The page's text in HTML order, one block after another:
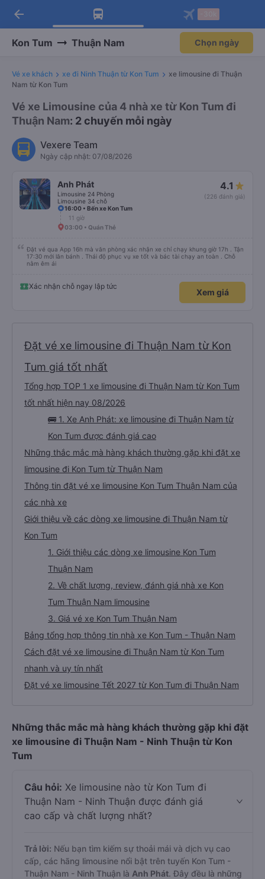
Tải app Vexere ngay!
Nhận ưu đãi thành viên độc
Mở app
Tải app Vexere
-30k/ghế khi đặt vé máy bay qua
Mở app
arrow_back
Kon Tum Thuận Nam Chọn ngày
Vé xe khách xe đi Ninh Thuận từ Kon Tum
xe limousine đi Thuận
Nam từ Kon Tum
Vé xe Limousine của 4 nhà xe từ Kon Tum đi
Thuận Nam: 2 chuyến mỗi ngày
Vexere Team
Ngày cập nhật: 07/08/2026
Anh Phát
Limousine 24 Phòng
Limousine 34 chỗ
4.1
(226 đánh giá)
16:00 • Bến xe Kon Tum
11 giờ
03:00 • Quán Thẻ
Đặt vé qua App 16h mà văn phòng xác nhận xe chỉ chạy khung giờ 17h . Tận
17:30 mới lăn bánh . Thái độ phục vụ xe tốt và bác tài chạy an toàn . Chỗ
nằm êm ái
Xác nhận chỗ ngay lập tức
Xem giá
Đặt vé xe limousine đi Thuận Nam từ Kon
Tum giá tốt nhất
Tổng hợp TOP 1 xe limousine đi Thuận Nam từ Kon Tum
tốt nhất hiện nay 08/2026
🚌 1. Xe Anh Phát: xe limousine đi Thuận Nam từ
Kon Tum được đánh giá cao
Những thắc mắc mà hàng khách thường gặp khi đặt xe
limousine đi Kon Tum từ Thuận Nam
Thông tin đặt vé xe limousine Kon Tum Thuận Nam của
các nhà xe
Giới thiệu về các dòng xe limousine đi Thuận Nam từ
Kon Tum
1. Giới thiệu các dòng xe limousine Kon Tum
Thuận Nam
2. Về chất lượng, review, đánh giá nhà xe Kon
Tum Thuận Nam limousine
3. Giá vé xe Kon Tum Thuận Nam
Bảng tổng hợp thông tin nhà xe Kon Tum - Thuận Nam
Cách đặt vé xe limousine đi Thuận Nam từ Kon Tum
nhanh và uy tín nhất
Đặt vé xe limousine Tết 2027 từ Kon Tum đi Thuận Nam
Những thắc mắc mà hàng khách thường gặp khi đặt
xe limousine đi Thuận Nam - Ninh Thuận từ Kon
Tum
Câu hỏi: Xe limousine nào từ Kon Tum đi
Thuận Nam - Ninh Thuận được đánh giá
cao cấp và chất lượng nhất?
Trả lời: Nếu bạn tìm kiếm sự thoải mái và dịch vụ cao
cấp, các hãng limousine nổi bật trên tuyến Kon Tum -
Thuận Nam - Ninh Thuận là Anh Phát. Đây đều là những